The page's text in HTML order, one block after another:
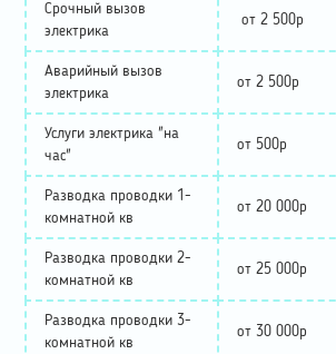
Срочный вызов
электрика
от 2 500р
Аварийный вызов
электрика
от 2 500р
Услуги электрика "на
час"
от 500р
Разводка проводки 1-
комнатной кв
от 20 000р
Разводка проводки 2-
комнатной кв
от 25 000р
Разводка проводки 3-
комнатной кв
от 30 000р